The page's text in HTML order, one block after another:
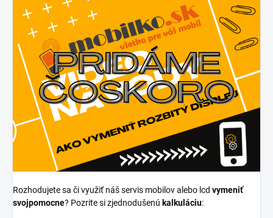
Rozhodujete sa či využiť náš servis mobilov alebo lcd vymeniť
svojpomocne? Pozrite si zjednodušenú kalkuláciu: